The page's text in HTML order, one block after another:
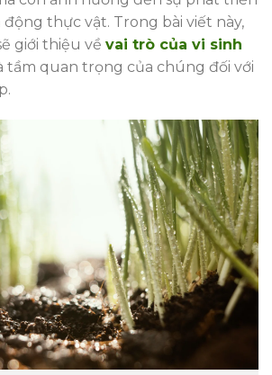
động thực vật. Trong bài viết này,
giới thiệu về vai trò của vi sinh
tầm quan trọng của chúng đối với